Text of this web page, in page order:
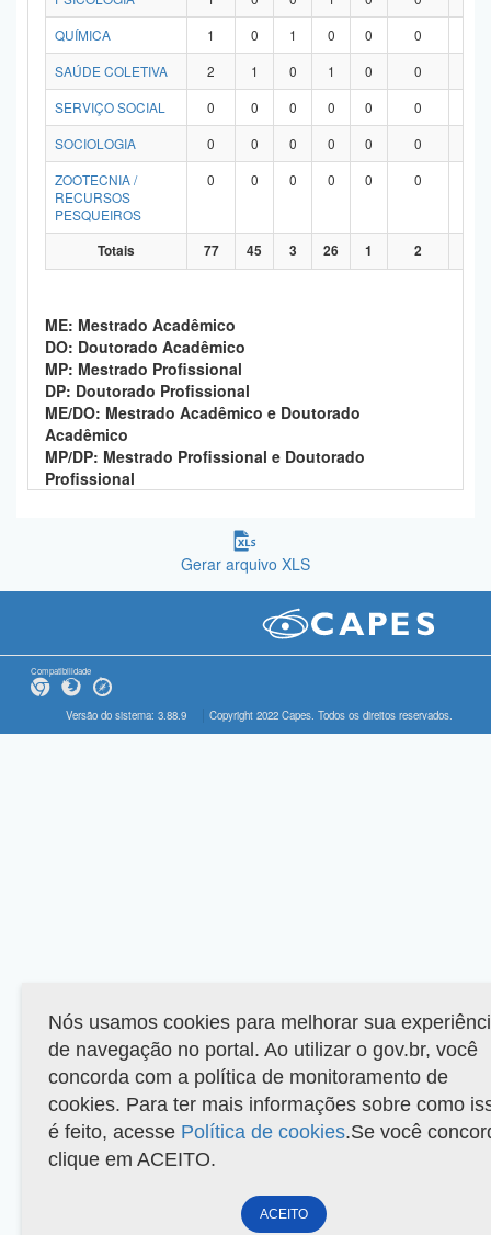
QUÍMICA
1 0 1 0 0 0
SAÚDE COLETIVA
2 1 0 1 0 0
SERVIÇO SOCIAL
0 0 0 0 0 0
SOCIOLOGIA
0 0 0 0 0 0
ZOOTECNIA /
RECURSOS
PESQUEIROS
0 0 0 0 0 0
Totais 77 45 3 26 1 2
ME: Mestrado Acadêmico
DO: Doutorado Acadêmico
MP: Mestrado Profissional
DP: Doutorado Profissional
ME/DO: Mestrado Acadêmico e Doutorado
Acadêmico
MP/DP: Mestrado Profissional e Doutorado
Profissional
Gerar arquivo XLS
Compatibilidade
Versão do sistema: 3.88.9 Copyright 2022 Capes. Todos os direitos reservados.
Nós usamos cookies para melhorar sua
de navegação no portal. Ao utilizar o gov.br, você
concorda com a política de monitoramento de
cookies. Para ter mais informações sobre como
é feito, acesse Política de cookies.Se você
clique em ACEITO.
ACEITO